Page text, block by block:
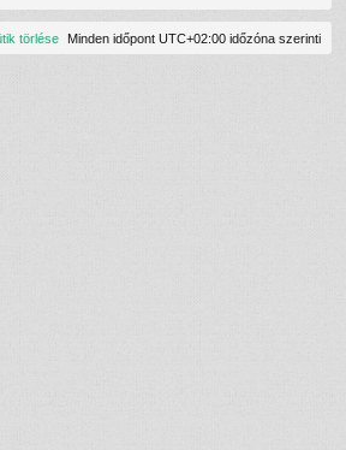
Minden időpont UTC+02:00 időzóna szerinti
törlése